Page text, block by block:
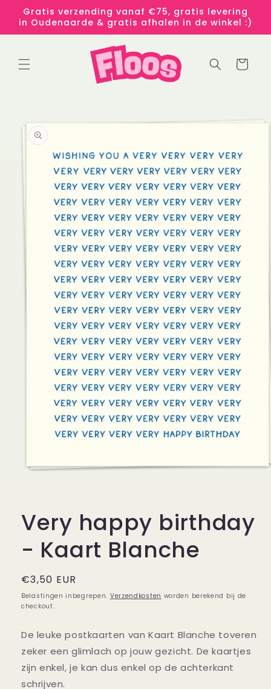
naar de
content
Gratis verzending vanaf €75, gratis levering
in Oudenaarde & gratis afhalen in de winkel :)
Winkelwagen
direct naar
Very happy birthday
- Kaart Blanche
Normale
prijs
€3,50 EUR
Belastingen inbegrepen. Verzendkosten worden berekend bij de
checkout.
De leuke postkaarten van Kaart Blanche toveren
zeker een glimlach op jouw gezicht. De kaartjes
zijn enkel, je kan dus enkel op de achterkant
schrijven.